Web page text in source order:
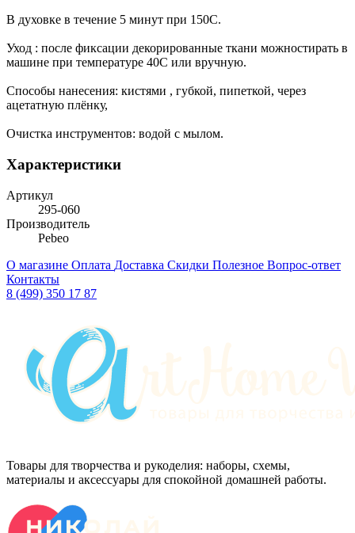
В духовке в течение 5 минут при 150С.
Уход : после фиксации декорированные ткани можностирать в
машине при температуре 40C или вручную.
Способы нанесения: кистями , губкой, пипеткой, через
ацетатную плёнку,
Очистка инструментов: водой с мылом.
Характеристики
Артикул
295-060
Производитель
Pebeo
О магазине Оплата Доставка Скидки Полезное Вопрос-ответ
Контакты
8 (499) 350 17 87
Товары для творчества и рукоделия: наборы, схемы,
материалы и аксессуары для спокойной домашней работы.